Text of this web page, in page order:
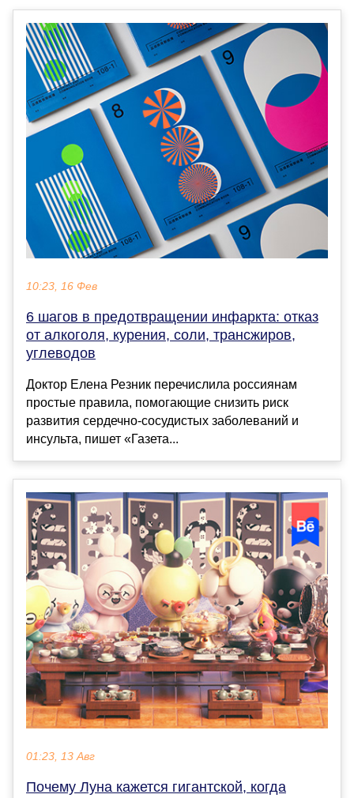
10:23, 16 Фев
6 шагов в предотвращении инфаркта: отказ
от алкоголя, курения, соли, трансжиров,
углеводов
Доктор Елена Резник перечислила россиянам
простые правила, помогающие снизить риск
развития сердечно-сосудистых заболеваний и
инсульта, пишет «Газета...
01:23, 13 Авг
Почему Луна кажется гигантской, когда